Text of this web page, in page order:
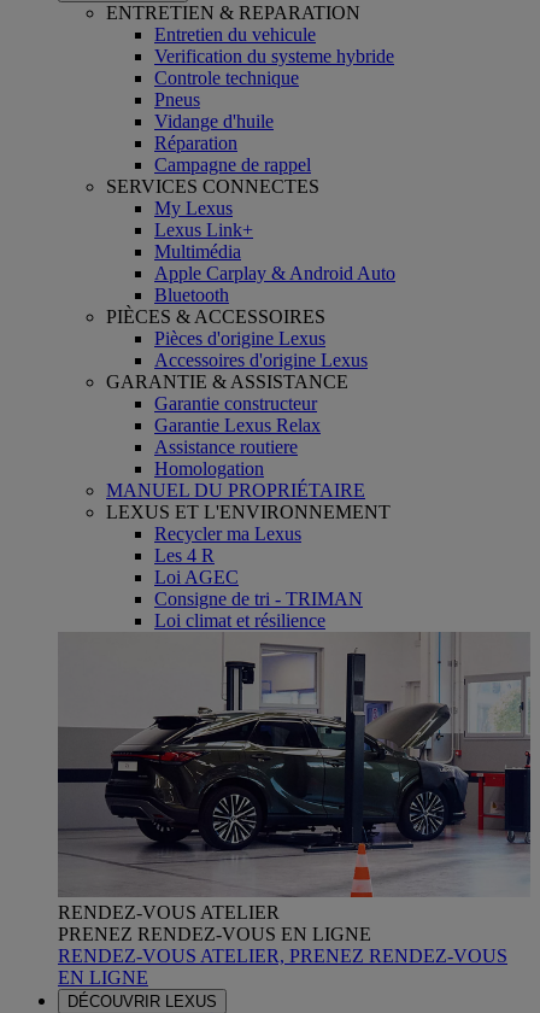
ENTRETIEN & REPARATION
Entretien du vehicule
Verification du systeme hybride
Controle technique
Pneus
Vidange d'huile
Réparation
Campagne de rappel
SERVICES CONNECTES
My Lexus
Lexus Link+
Multimédia
Apple Carplay & Android Auto
Bluetooth
PIÈCES & ACCESSOIRES
Pièces d'origine Lexus
Accessoires d'origine Lexus
GARANTIE & ASSISTANCE
Garantie constructeur
Garantie Lexus Relax
Assistance routiere
Homologation
MANUEL DU PROPRIÉTAIRE
LEXUS ET L'ENVIRONNEMENT
Recycler ma Lexus
Les 4 R
Loi AGEC
Consigne de tri - TRIMAN
Loi climat et résilience
RENDEZ-VOUS ATELIER
PRENEZ RENDEZ-VOUS EN LIGNE
RENDEZ-VOUS ATELIER, PRENEZ RENDEZ-VOUS
EN LIGNE
DÉCOUVRIR LEXUS